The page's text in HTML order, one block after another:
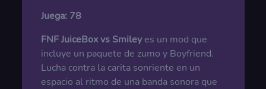
Juega: 78
FNF JuiceBox vs Smileyes un mod que
incluye un paquete de zumo y Boyfriend.
Lucha contra la carita sonriente en un
espacio al ritmo de una banda sonora que